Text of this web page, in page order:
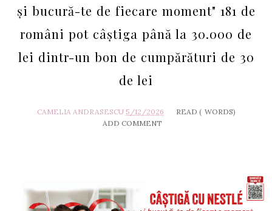
și bucură-te de fiecare moment" 181 de
români pot câștiga până la 30.000 de
lei dintr-un bon de cumpărături de 30
de lei
CAMELIA ANDRASESCU 5/12/2026 READ ( WORDS)
ADD COMMENT